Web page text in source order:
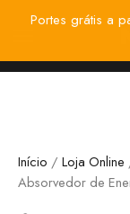
Início / Loja Online
Absorvedor de
Portes grátis a